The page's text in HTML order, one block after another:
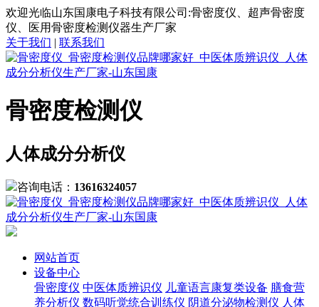
欢迎光临山东国康电子科技有限公司:骨密度仪、超声骨密度
仪、医用骨密度检测仪器生产厂家
关于我们 | 联系我们
骨密度检测仪
人体成分分析仪
咨询电话： 13616324057
网站首页
设备中心
骨密度仪 中医体质辨识仪 儿童语言康复类设备 膳食营
养分析仪 数码听觉统合训练仪 阴道分泌物检测仪 人体